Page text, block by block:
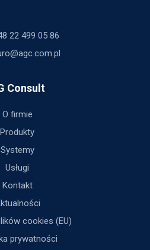
22 499 05 86
Consult
O firmie
Produkty
Systemy
Usługi
Kontakt
cookies (EU)
prywatności